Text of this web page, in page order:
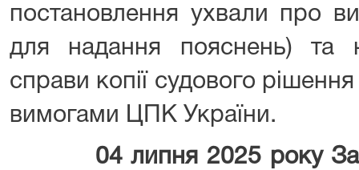
постановлення ухвали про
для надання пояснень) та
справи копії судового
вимогами ЦПК України.
04 липня 2025 року